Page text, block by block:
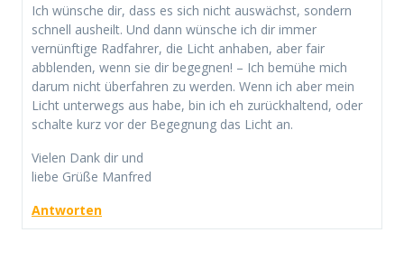
Ich wünsche dir, dass es sich nicht auswächst, sondern
schnell ausheilt. Und dann wünsche ich dir immer
vernünftige Radfahrer, die Licht anhaben, aber fair
abblenden, wenn sie dir begegnen! – Ich bemühe mich
darum nicht überfahren zu werden. Wenn ich aber mein
Licht unterwegs aus habe, bin ich eh zurückhaltend, oder
schalte kurz vor der Begegnung das Licht an.
Vielen Dank dir und
liebe Grüße Manfred
Antworten